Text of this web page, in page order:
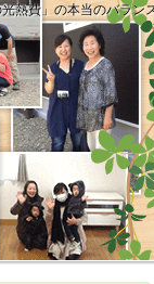
熱費」の本当のバラン